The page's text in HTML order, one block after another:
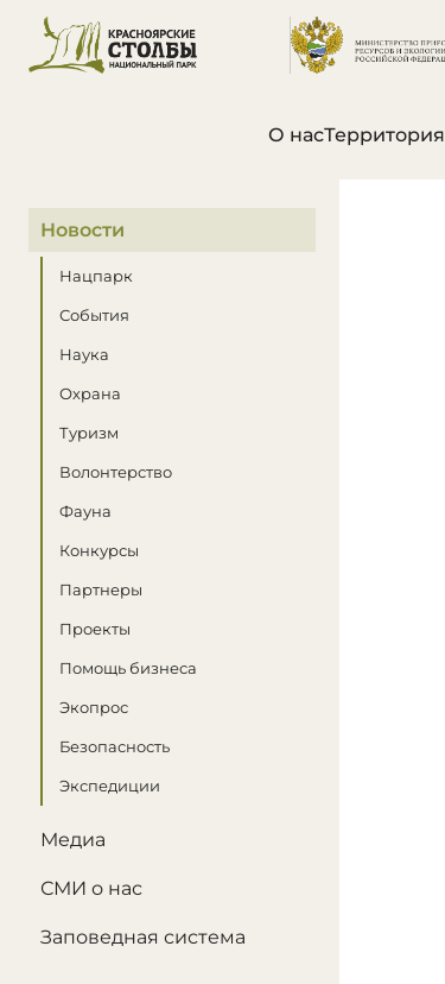
О насТерритория
В этом разделе
Новости
Нацпарк
События
Наука
Охрана
Туризм
Волонтерство
Фауна
Конкурсы
Партнеры
Проекты
Помощь бизнеса
Экопрос
Безопасность
Экспедиции
Медиа
СМИ о нас
Заповедная система